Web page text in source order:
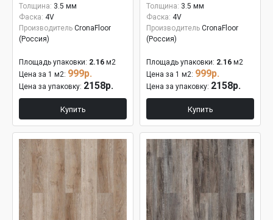
Толщина: 3.5 мм
Фаска: 4V
Производитель CronaFloor
(Россия)
Площадь упаковки: 2.16 м2
Цена за 1 м2: 999р.
Цена за упаковку: 2158р.
Купить
Толщина: 3.5 мм
Фаска: 4V
Производитель CronaFloor
(Россия)
Площадь упаковки: 2.16 м2
Цена за 1 м2: 999р.
Цена за упаковку: 2158р.
Купить